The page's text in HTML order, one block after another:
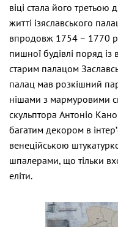
віці стала його
житті ізяславського
впродовж 1754 – 1770
пишної будівлі поряд
старим палацом
палац мав розкішний
нішами з мармуровими
скульптора Антоніо
багатим декором в
венеційською
шпалерами, що тільки
еліти.